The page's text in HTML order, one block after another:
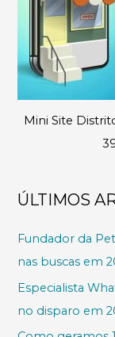
Mini Site
ÚLTIMOS
Fundador da
nas buscas em
Especialista
no disparo em